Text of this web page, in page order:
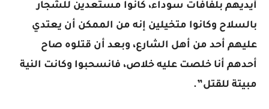
أيديهم بلفافات سوداء، كانوا مستعدين للشجار
بالسلاح وكانوا متخيلين إنه من الممكن أن يعتدي
عليهم أحد من أهل الشارع، وبعد أن قتلوه صاح
أحدهم أنا خلصت عليه خلاص، فانسحبوا وكانت النية
مبيتة للقتل”.